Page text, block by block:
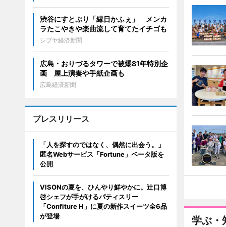
学ぶ・
渋谷にすとぷり「縁日かふぇ」 メンカ
ラたこやきや楽曲流して育てたイチゴも
シブヤ経済新聞
広島・おりづるタワーで被爆81年特別企
画 屋上演奏や手紙企画も
広島経済新聞
プレスリリース
「人を探すのではなく、偶然に出会う。」
匿名Webサービス「Fortune」ベータ版を
公開
VISONの夏を、ひんやり鮮やかに。辻口博
啓シェフが手がけるパティスリー
「Confiture H」に夏の新作スイーツ全6品
が登場